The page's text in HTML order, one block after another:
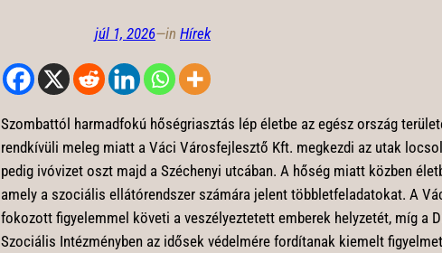
júl 1, 2026—in Hírek
Szombattól harmadfokú hőségriasztás lép életbe az egész ország
rendkívüli meleg miatt a Váci Városfejlesztő Kft. megkezdi az utak
pedig ivóvizet oszt majd a Széchenyi utcában. A hőség miatt közben
amely a szociális ellátórendszer számára jelent többletfeladatokat. A
fokozott figyelemmel követi a veszélyeztetett emberek helyzetét, míg a
Szociális Intézményben az idősek védelmére fordítanak kiemelt